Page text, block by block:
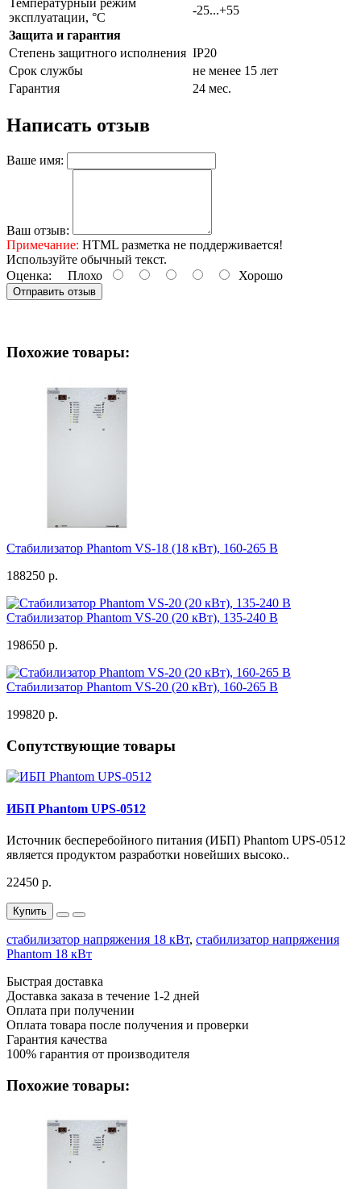
эксплуатации, °С
-25...+55
Защита и гарантия
Степень защитного исполнения IP20
Срок службы
не менее 15 лет
Гарантия
24 мес.
Написать отзыв
Ваше имя:
Ваш отзыв:
Примечание: HTML разметка не поддерживается!
Используйте обычный текст.
Оценка: Плохо Хорошо
Отправить отзыв
Похожие товары:
Стабилизатор Phantom VS-18 (18 кВт), 160-265 В
188250 р.
Стабилизатор Phantom VS-20 (20 кВт), 135-240 В
198650 р.
Стабилизатор Phantom VS-20 (20 кВт), 160-265 В
199820 р.
Сопутствующие товары
ИБП Phantom UPS-0512
Источник бесперебойного питания (ИБП) Phantom UPS-0512
является продуктом разработки новейших высоко..
22450 р.
Купить
стабилизатор напряжения 18 кВт, стабилизатор напряжения
Phantom 18 кВт
Быстрая доставка
Доставка заказа в течение 1-2 дней
Оплата при получении
Оплата товара после получения и проверки
Гарантия качества
100% гарантия от производителя
Похожие товары: